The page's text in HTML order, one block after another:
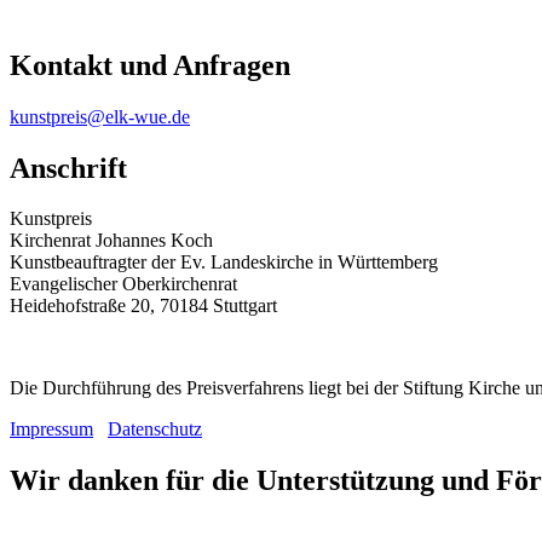
Kontakt und Anfragen
kunstpreis@elk-wue.de
Anschrift
Kunstpreis
Kirchenrat Johannes Koch
Kunstbeauftragter der Ev. Landeskirche in Württemberg
Evangelischer Oberkirchenrat
Heidehofstraße 20, 70184 Stuttgart
Die Durchführung des Preisverfahrens liegt bei der Stiftung Kirche
Impressum
Datenschutz
Wir danken für die Unterstützung und